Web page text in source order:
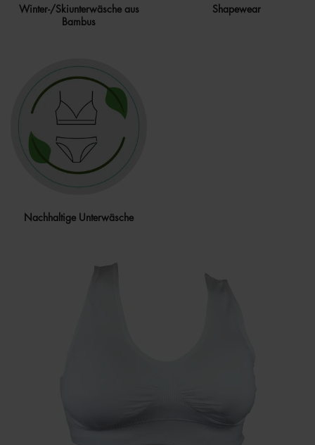
Winter-/Skiunterwäsche aus
Bambus
Shapewear
Nachhaltige Unterwäsche